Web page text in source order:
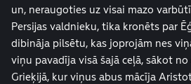
un, neraugoties uz visai mazo
Persijas valdnieku, tika kronēts par
dibināja pilsētu, kas joprojām nes
viņu pavadīja visā šajā ceļā, sākot
Grieķijā, kur viņus abus mācīja